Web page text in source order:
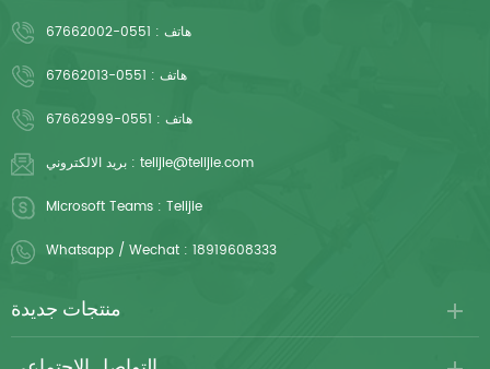
هاتف : 0551-67662002
هاتف : 0551-67662013
هاتف : 0551-67662999
بريد الالكتروني : telijie@telijie.com
Microsoft Teams : Telijie
Whatsapp / Wechat : 18919608333
منتجات جديدة